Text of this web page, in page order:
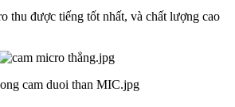
thu được tiếng tốt nhất, và chất lượng cao